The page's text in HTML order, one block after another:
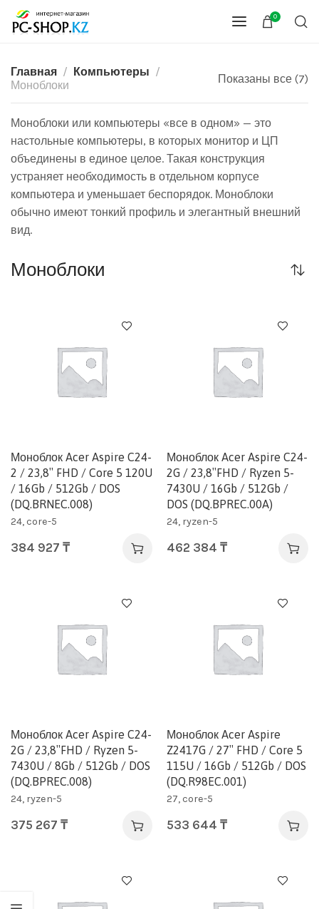
0
Главная
Компьютеры
Моноблоки
Показаны все (7)
Моноблоки или компьютеры «все в одном» — это
настольные компьютеры, в которых монитор и ЦП
объединены в единое целое. Такая конструкция
устраняет необходимость в отдельном корпусе
компьютера и уменьшает беспорядок. Моноблоки
обычно имеют тонкий профиль и элегантный внешний
вид.
Моноблоки
Моноблок Acer Aspire C24-
2 / 23,8″ FHD / Core 5 120U
/ 16Gb / 512Gb / DOS
(DQ.BRNEC.008)
24, core-5
384 927 ₸
Моноблок Acer Aspire C24-
2G / 23,8″FHD / Ryzen 5-
7430U / 16Gb / 512Gb /
DOS (DQ.BPREC.00A)
24, ryzen-5
462 384 ₸
Моноблок Acer Aspire C24-
2G / 23,8″FHD / Ryzen 5-
7430U / 8Gb / 512Gb / DOS
(DQ.BPREC.008)
24, ryzen-5
375 267 ₸
Моноблок Acer Aspire
Z2417G / 27″ FHD / Core 5
115U / 16Gb / 512Gb / DOS
(DQ.R98EC.001)
27, core-5
533 644 ₸